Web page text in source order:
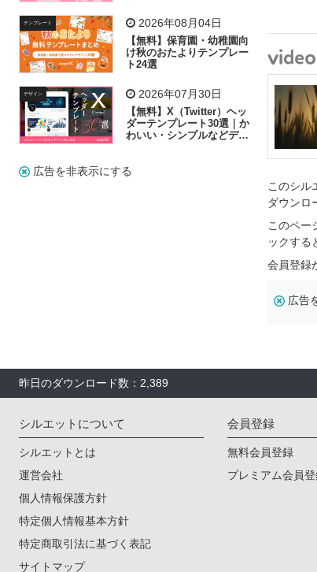
テンプレート 2026年08月04日
【無料】保育園・幼稚園向
け秋のおたよりテンプレー
ト24選
デザイン 2026年07月30日
【無料】X（Twitter）ヘッ
ダーテンプレート30選｜か
わいい・シンプルなどデザ
広告を非表示にする
このシル
ダウンロ
このペー
ックする
会員登録
広告
昨日のダウンロード数：2,389
シルエットについて
シルエットとは
運営会社
個人情報保護方針
特定個人情報基本方針
特定商取引法に基づく表記
サイトマップ
会員登録
無料会員登録
プレミアム会員